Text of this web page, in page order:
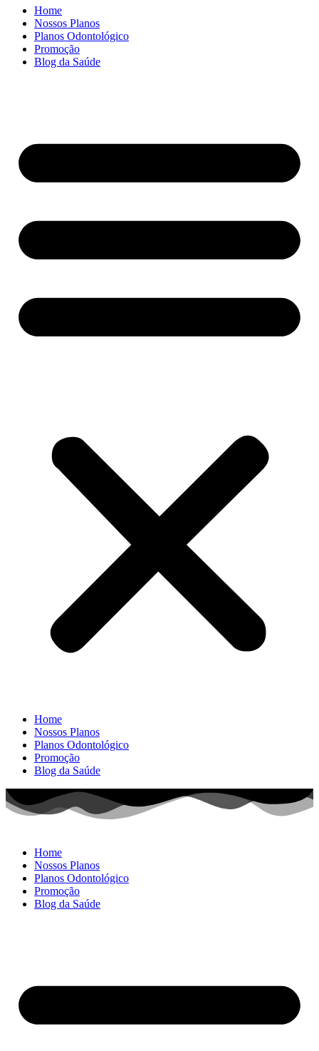
Home
Nossos Planos
Planos Odontológico
Promoção
Blog da Saúde
Home
Nossos Planos
Planos Odontológico
Promoção
Blog da Saúde
Home
Nossos Planos
Planos Odontológico
Promoção
Blog da Saúde